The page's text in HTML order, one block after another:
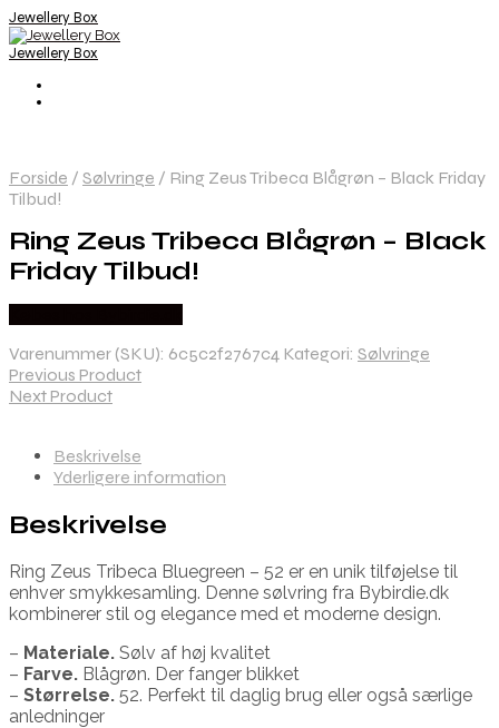
Jewellery Box
Jewellery Box
Forside / Sølvringe / Ring Zeus Tribeca Blågrøn – Black Friday
Tilbud!
Ring Zeus Tribeca Blågrøn – Black
Friday Tilbud!
Varenummer (SKU): 6c5c2f2767c4 Kategori: Sølvringe
Previous Product
Next Product
Beskrivelse
Yderligere information
Beskrivelse
Ring Zeus Tribeca Bluegreen – 52 er en unik tilføjelse til
enhver smykkesamling. Denne sølvring fra Bybirdie.dk
kombinerer stil og elegance med et moderne design.
– Materiale. Sølv af høj kvalitet
– Farve. Blågrøn. Der fanger blikket
– Størrelse. 52. Perfekt til daglig brug eller også særlige
anledninger